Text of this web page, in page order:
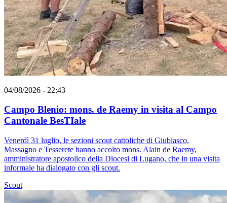
04/08/2026 - 22:43
Campo Blenio: mons. de Raemy in visita al Campo
Cantonale BesTIale
Venerdì 31 luglio, le sezioni scout cattoliche di Giubiasco,
Massagno e Tesserete hanno accolto mons. Alain de Raemy,
amministratore apostolico della Diocesi di Lugano, che in una visita
informale ha dialogato con gli scout.
Scout